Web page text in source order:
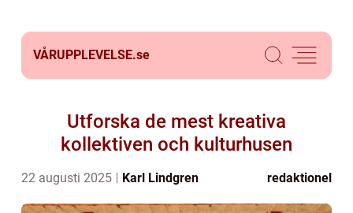
VÅRUPPLEVELSE.se
Utforska de mest kreativa
kollektiven och kulturhusen
22 augusti 2025 Karl Lindgren redaktionel